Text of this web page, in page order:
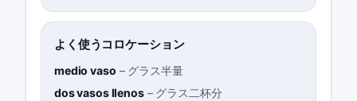
よく使うコロケーション
medio vaso – グラス半量
dos vasos llenos– グラス二杯分